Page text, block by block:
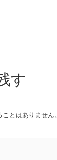
す
とはありません。